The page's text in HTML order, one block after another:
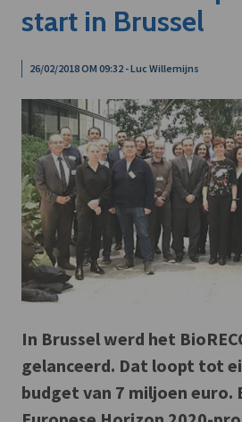
start in Brussel
26/02/2018 OM 09:32 - Luc Willemijns
In Brussel werd het
gelanceerd. Dat loopt tot
budget van 7 miljoen euro.